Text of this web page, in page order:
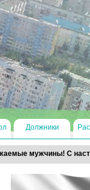
Должники
мужчины! С